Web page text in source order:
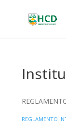
REGLAMENTO